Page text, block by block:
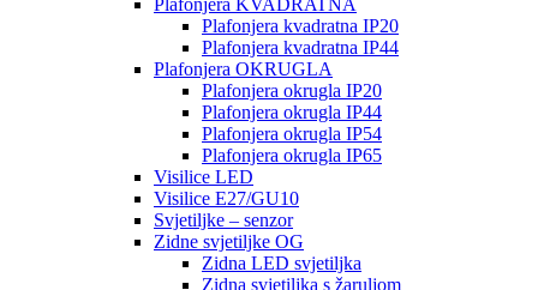
Plafonjera KVADRATNA
Plafonjera kvadratna IP20
Plafonjera kvadratna IP44
Plafonjera OKRUGLA
Plafonjera okrugla IP20
Plafonjera okrugla IP44
Plafonjera okrugla IP54
Plafonjera okrugla IP65
Visilice LED
Visilice E27/GU10
Svjetiljke – senzor
Zidne svjetiljke OG
Zidna LED svjetiljka
Zidna svjetiljka s žaruljom